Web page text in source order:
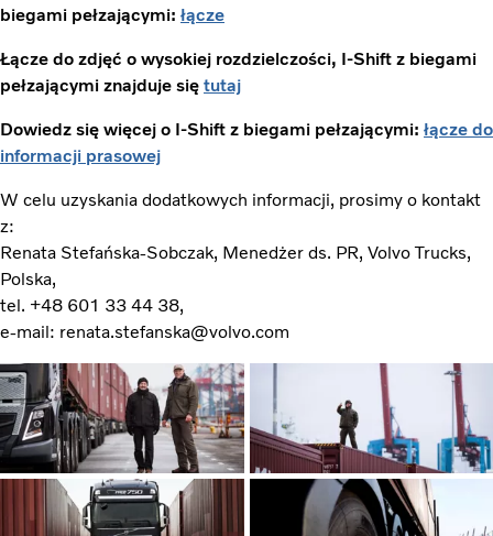
biegami pełzającymi: łącze
Łącze do zdjęć o wysokiej rozdzielczości, I-Shift z biegami
pełzającymi znajduje się tutaj
Dowiedz się więcej o I-Shift z biegami pełzającymi: łącze do
informacji prasowej
W celu uzyskania dodatkowych informacji, prosimy o kontakt
z:
Renata Stefańska-Sobczak, Menedżer ds. PR, Volvo Trucks,
Polska,
tel. +48 601 33 44 38,
e-mail: renata.stefanska@volvo.com